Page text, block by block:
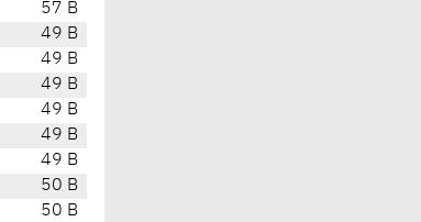
57 B
49 B
49 B
49 B
49 B
49 B
49 B
50 B
50 B